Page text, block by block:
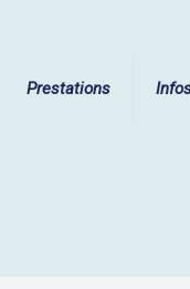
Prestations